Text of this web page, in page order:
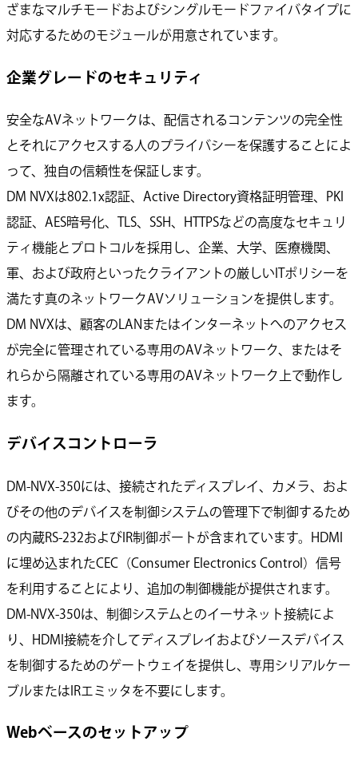
ざまなマルチモードおよびシングルモードファイバタイプに
対応するためのモジュールが用意されています。
企業グレードのセキュリティ
安全なAVネットワークは、配信されるコンテンツの完全性
とそれにアクセスする人のプライバシーを保護することによ
って、独自の信頼性を保証します。
DM NVXは802.1x認証、Active Directory資格証明管理、PKI
認証、AES暗号化、TLS、SSH、HTTPSなどの高度なセキュリ
ティ機能とプロトコルを採用し、企業、大学、医療機関、
軍、および政府といったクライアントの厳しいITポリシーを
満たす真のネットワークAVソリューションを提供します。
DM NVXは、顧客のLANまたはインターネットへのアクセス
が完全に管理されている専用のAVネットワーク、またはそ
れらから隔離されている専用のAVネットワーク上で動作し
ます。
デバイスコントローラ
DM-NVX-350には、接続されたディスプレイ、カメラ、およ
びその他のデバイスを制御システムの管理下で制御するため
の内蔵RS-232およびIR制御ポートが含まれています。HDMI
に埋め込まれたCEC（Consumer Electronics Control）信号
を利用することにより、追加の制御機能が提供されます。
DM-NVX-350は、制御システムとのイーサネット接続によ
り、HDMI接続を介してディスプレイおよびソースデバイス
を制御するためのゲートウェイを提供し、専用シリアルケー
ブルまたはIRエミッタを不要にします。
Webベースのセットアップ